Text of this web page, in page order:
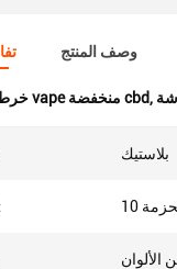
وصف المنتج
خرطوشة vape منخفضة cbd,
بلاستيك
كمية: